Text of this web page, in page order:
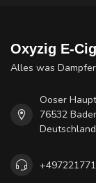
Oxyzig E-
Alles was
Ooser
76532
Deutschland